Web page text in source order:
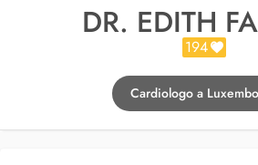
DR. EDITH
194
Cardiologo a